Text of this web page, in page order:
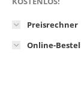
Preisrechner
Online-